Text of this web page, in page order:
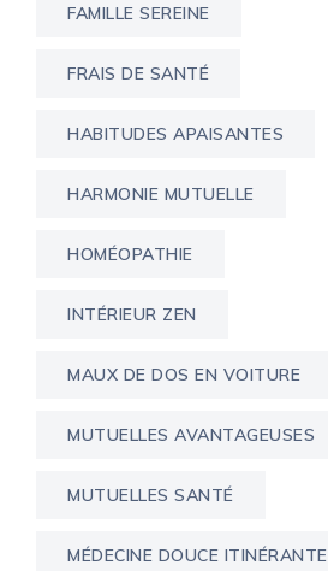
FAMILLE SEREINE
FRAIS DE SANTÉ
HABITUDES APAISANTES
HARMONIE MUTUELLE
HOMÉOPATHIE
INTÉRIEUR ZEN
MAUX DE DOS EN VOITURE
MUTUELLES AVANTAGEUSES
MUTUELLES SANTÉ
MÉDECINE DOUCE ITINÉRANTE